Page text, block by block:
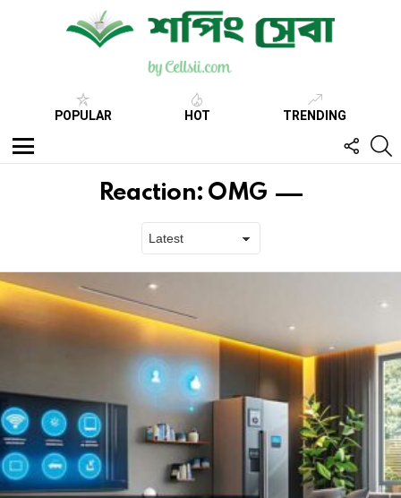
POPULAR HOT TRENDING
Menu
US
Reaction: OMG